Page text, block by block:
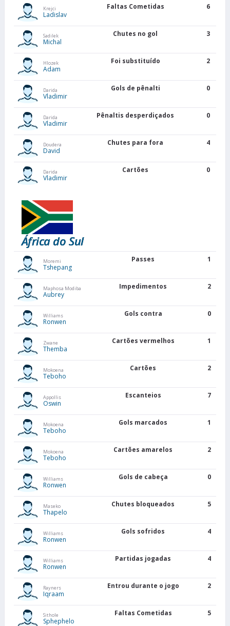
Krejci
Ladislav
Faltas Cometidas 6
Sadilek
Michal
Chutes no gol 3
Hlozek
Adam
Foi substituído 2
Darida
Vladimir
Gols de pênalti 0
Darida
Vladimir
Pênaltis desperdiçados 0
Doudera
David
Chutes para fora 4
Darida
Vladimir
Cartões 0
África do Sul
Moremi
Tshepang
Passes 1
Maphosa Modiba
Aubrey
Impedimentos 2
Williams
Ronwen
Gols contra 0
Zwane
Themba
Cartões vermelhos 1
Mokoena
Teboho
Cartões 2
Appollis
Oswin
Escanteios 7
Mokoena
Teboho
Gols marcados 1
Mokoena
Teboho
Cartões amarelos 2
Williams
Ronwen
Gols de cabeça 0
Maseko
Thapelo
Chutes bloqueados 5
Williams
Ronwen
Gols sofridos 4
Williams
Ronwen
Partidas jogadas 4
Rayners
Iqraam
Entrou durante o jogo 2
Sithole
Sphephelo
Faltas Cometidas 5